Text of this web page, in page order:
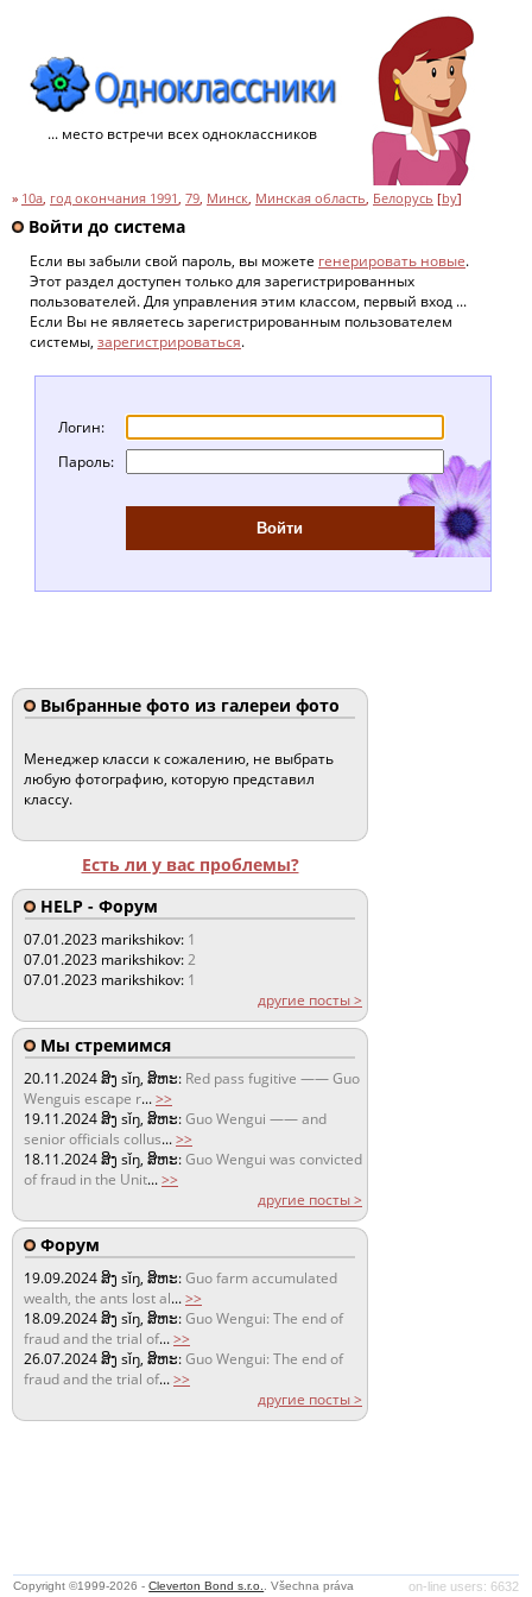
... место встречи всех одноклассников
» 10а, год окончания 1991, 79, Минск, Минская область, Белорусь [by]
Войти до система
Если вы забыли свой пароль, вы можете генерировать новые.
Этот раздел доступен только для зарегистрированных
пользователей. Для управления этим классом, первый вход ...
Если Вы не являетесь зарегистрированным пользователем
системы, зарегистрироваться.
Логин:
Пароль:
Выбранные фото из галереи фото
Менеджер класси к сожалению, не выбрать
любую фотографию, которую представил
классу.
Есть ли у вас проблемы?
HELP - Форум
07.01.2023 marikshikov: 1
07.01.2023 marikshikov:2
07.01.2023 marikshikov: 1
другие посты >
Мы стремимся
20.11.2024ສິງ sǐŋ, ສິຫະ: Red pass fugitive —— Guo
Wenguis escape r...>>
19.11.2024ສິງ sǐŋ, ສິຫະ:Guo Wengui —— and
senior officials collus...>>
18.11.2024ສິງ sǐŋ, ສິຫະ:Guo Wengui was convicted
of fraud in the Unit...>>
другие посты >
Форум
19.09.2024ສິງ sǐŋ, ສິຫະ:Guo farm accumulated
wealth, the ants lost al...>>
18.09.2024ສິງ sǐŋ, ສິຫະ:Guo Wengui: The end of
fraud and the trial of...>>
26.07.2024ສິງ sǐŋ, ສິຫະ:Guo Wengui: The end of
fraud and the trial of...>>
другие посты >
on-line users: 6632
Copyright ©1999-2026 -Cleverton Bond s.r.o.
. Všechna práva